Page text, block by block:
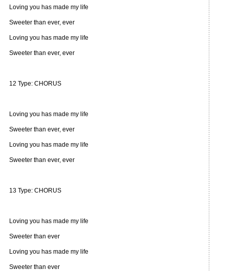
Loving you has made my life
Sweeter than ever, ever
Loving you has made my life
Sweeter than ever, ever
12 Type: CHORUS
Loving you has made my life
Sweeter than ever, ever
Loving you has made my life
Sweeter than ever, ever
13 Type: CHORUS
Loving you has made my life
Sweeter than ever
Loving you has made my life
Sweeter than ever